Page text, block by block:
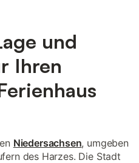
und
Ihren
Niedersachsen, umgeben
des Harzes. Die Stadt